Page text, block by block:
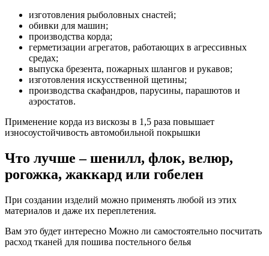
изготовления рыболовных снастей;
обивки для машин;
производства корда;
герметизации агрегатов, работающих в агрессивных
средах;
выпуска брезента, пожарных шлангов и рукавов;
изготовления искусственной щетины;
производства скафандров, парусины, парашютов и
аэростатов.
Применение корда из вискозы в 1,5 раза повышает
износоустойчивость автомобильной покрышки
Что лучше – шенилл, флок, велюр,
рогожка, жаккард или гобелен
При создании изделий можно применять любой из этих
материалов и даже их переплетения.
Вам это будет интересно Можно ли самостоятельно посчитать
расход тканей для пошива постельного белья